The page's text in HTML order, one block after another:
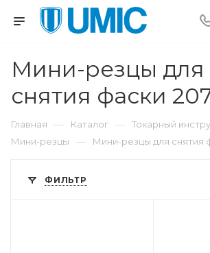
Мини-резцы для
снятия фаски
Главная — Каталог — Токарный
Мини-резцы — Мини-резцы для снятия
ФИЛЬТР